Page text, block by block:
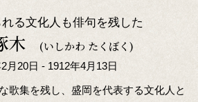
る文化人も俳句を残した
木 (いしかわ たくぼく)
月20日 - 1912年4月13日
歌集を残し、盛岡を代表する文化人と